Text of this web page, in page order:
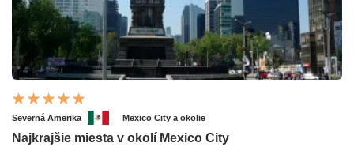
Severná Amerika Mexico City a okolie
Najkrajšie miesta v okolí Mexico City